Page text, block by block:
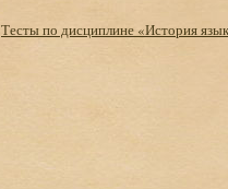
Тесты по дисциплине «История